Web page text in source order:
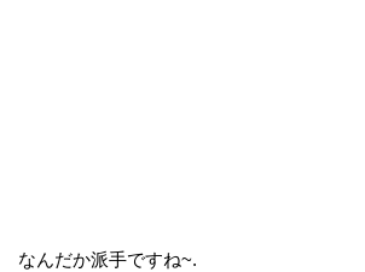
なんだか派手ですね~.